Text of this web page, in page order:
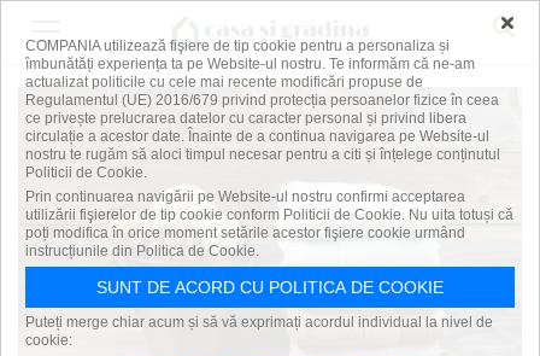
×
COMPANIA utilizează fişiere de tip cookie pentru a personaliza și
îmbunătăți experiența ta pe Website-ul nostru. Te informăm că ne-am
actualizat politicile cu cele mai recente modificări propuse de
Regulamentul (UE) 2016/679 privind protecția persoanelor fizice în ceea
ce privește prelucrarea datelor cu caracter personal și privind libera
circulație a acestor date. Înainte de a continua navigarea pe Website-ul
nostru te rugăm să aloci timpul necesar pentru a citi și înțelege conținutul
Politicii de Cookie.
Prin continuarea navigării pe Website-ul nostru confirmi acceptarea
utilizării fişierelor de tip cookie conform Politicii de Cookie. Nu uita totuși că
poți modifica în orice moment setările acestor fişiere cookie urmând
instrucțiunile din Politica de Cookie.
SUNT DE ACORD CU POLITICA DE COOKIE
Puteți merge chiar acum și să vă exprimați acordul individual la nivel de
cookie: